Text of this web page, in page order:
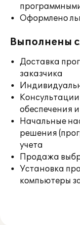
Оформлено
Выполнены
Доставка
заказчика
обеспечения
Начальные
решения
учета
Продажа
Установка
компьютеры